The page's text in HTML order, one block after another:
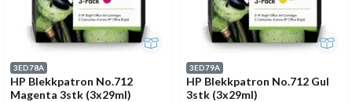
3ED78A
HP Blekkpatron No.712
Magenta 3stk (3x29ml)
3ED79A
HP Blekkpatron No.712 Gul
3stk (3x29ml)